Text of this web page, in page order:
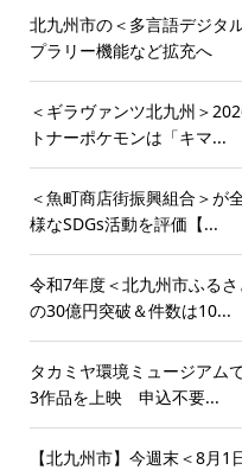
北九州市の＜多言語デジ
プラリー機能など拡充へ
＜ギラヴァンツ北九州＞
トナーポケモンは「キマ...
＜魚町商店街振興組合＞が
様なSDGs活動を評価【...
令和7年度＜北九州市ふる
の30億円突破＆件数は10...
タカミヤ環境ミュージアム
3作品を上映 申込不要...
【北九州市】今週末＜8月